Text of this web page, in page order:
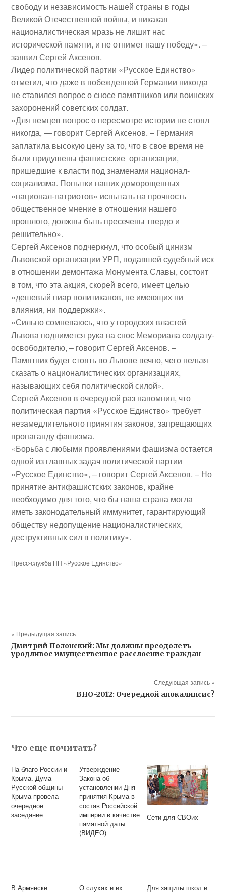
свободу и независимость нашей страны в годы
Великой Отечественной войны, и никакая
националистическая мразь не лишит нас
исторической памяти, и не отнимет нашу победу». –
заявил Сергей Аксенов.
Лидер политической партии «Русское Единство»
отметил, что даже в побежденной Германии никогда
не ставился вопрос о сносе памятников или воинских
захоронений советских солдат.
«Для немцев вопрос о пересмотре истории не стоял
никогда, — говорит Сергей Аксенов. – Германия
заплатила высокую цену за то, что в свое время не
были придушены фашистские организации,
пришедшие к власти под знаменами национал-
социализма. Попытки наших доморощенных
«национал-патриотов» испытать на прочность
общественное мнение в отношении нашего
прошлого, должны быть пресечены твердо и
решительно».
Сергей Аксенов подчеркнул, что особый цинизм
Львовской организации УРП, подавшей судебный иск
в отношении демонтажа Монумента Славы, состоит
в том, что эта акция, скорей всего, имеет целью
«дешевый пиар политиканов, не имеющих ни
влияния, ни поддержки».
«Сильно сомневаюсь, что у городских властей
Львова поднимется рука на снос Мемориала солдату-
освободителю, – говорит Сергей Аксенов. –
Памятник будет стоять во Львове вечно, чего нельзя
сказать о националистических организациях,
называющих себя политической силой».
Сергей Аксенов в очередной раз напомнил, что
политическая партия «Русское Единство» требует
незамедлительного принятия законов, запрещающих
пропаганду фашизма.
«Борьба с любыми проявлениями фашизма остается
одной из главных задач политической партии
«Русское Единство», – говорит Сергей Аксенов. – Но
принятие антифашистских законов, крайне
необходимо для того, что бы наша страна могла
иметь законодательный иммунитет, гарантирующий
обществу недопущение националистических,
деструктивных сил в политику».
Пресс-служба ПП «Русское Единство»
« Предыдущая запись
Дмитрий Полонский: Мы должны преодолеть
уродливое имущественное расслоение граждан
Следующая запись »
ВНО-2012: Очередной апокалипсис?
Что еще почитать?
На благо России и
Крыма. Дума
Русской общины
Крыма провела
очередное
заседание
Утверждение
Закона об
установлении Дня
принятия Крыма в
состав Российской
империи в качестве
памятной даты
(ВИДЕО)
Сети для СВОих
В Армянске
О слухах и их
Для защиты школ и